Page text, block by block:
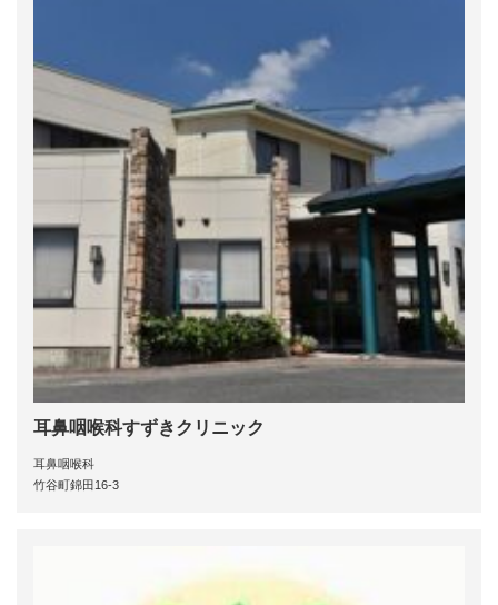
耳鼻咽喉科すずきクリニック
耳鼻咽喉科
竹谷町錦田16-3